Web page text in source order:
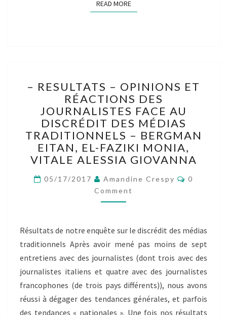
READ MOREREAD MORE
RESULTATS
–
OPINIONS
ET
RÉACTIONS
DES
JOURNALISTES
FACE
AU
DISCRÉDIT
–
BERGMAN
EITAN,
FAZIKI
MONIA,
VITALE
ALESSIA
– RESULTATS – OPINIONS ET
RÉACTIONS DES
JOURNALISTES FACE AU
DISCRÉDIT DES MÉDIAS
TRADITIONNELS – BERGMAN
EITAN, EL-FAZIKI MONIA,
VITALE ALESSIA GIOVANNA
05/17/2017 Amandine Crespy
0
Comment
Résultats de notre enquête sur le discrédit des médias
traditionnels Après avoir mené pas moins de sept
entretiens avec des journalistes (dont trois avec des
journalistes italiens et quatre avec des journalistes
francophones (de trois pays différents)), nous avons
réussi à dégager des tendances générales, et parfois
des tendances « nationales ». Une fois nos résultats